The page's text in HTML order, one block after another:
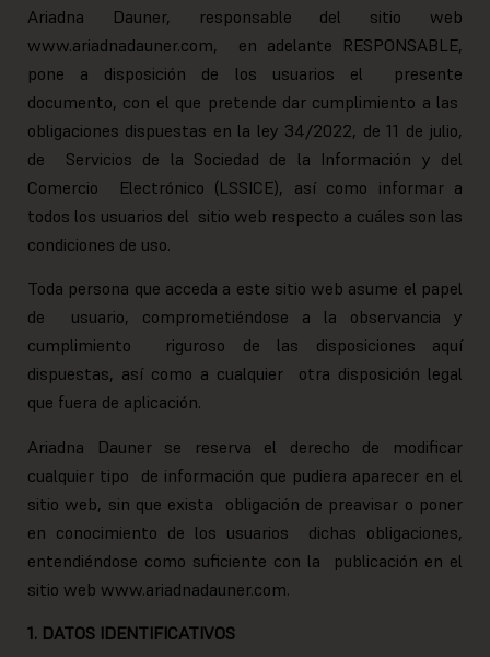
Ariadna Dauner, responsable del sitio web
www.ariadnadauner.com, en adelante RESPONSABLE,
pone a disposición de los usuarios el presente
documento, con el que pretende dar cumplimiento a las
obligaciones dispuestas en la ley 34/2022, de 11 de julio,
de Servicios de la Sociedad de la Información y del
Comercio Electrónico (LSSICE), así como informar a
todos los usuarios del sitio web respecto a cuáles son las
condiciones de uso.
Toda persona que acceda a este sitio web asume el papel
de usuario, comprometiéndose a la observancia y
cumplimiento riguroso de las disposiciones aquí
dispuestas, así como a cualquier otra disposición legal
que fuera de aplicación.
Ariadna Dauner se reserva el derecho de modificar
cualquier tipo de información que pudiera aparecer en el
sitio web, sin que exista obligación de preavisar o poner
en conocimiento de los usuarios dichas obligaciones,
entendiéndose como suficiente con la publicación en el
sitio web www.ariadnadauner.com.
1. DATOS IDENTIFICATIVOS